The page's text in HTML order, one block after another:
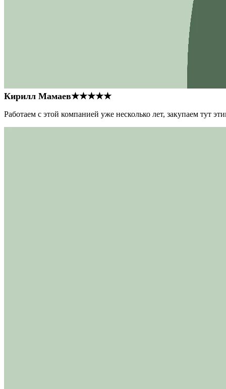
Кирилл Мамаев★★★★★
Работаем с этой компанией уже несколько лет, закупаем тут